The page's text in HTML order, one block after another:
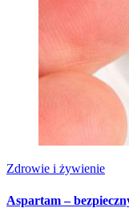
Zdrowie i żywienie
Aspartam –